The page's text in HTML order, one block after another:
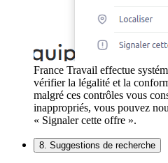
France Travail effectue
vérifier la légalité et la
malgré ces contrôles vous
inappropriés, vous pouvez
« Signaler cette offre ».
8. Suggestions de recherche